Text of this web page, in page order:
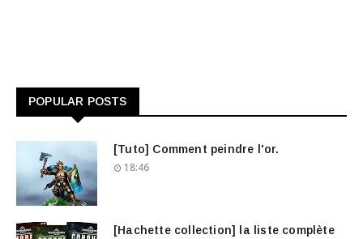
POPULAR POSTS
[Tuto] Comment peindre l'or.
18:46
[Hachette collection] la liste complète